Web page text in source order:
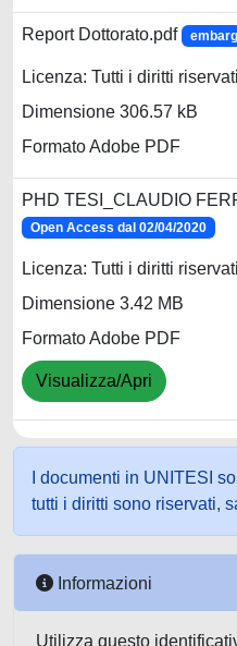
Report Dottorato.pdf
Licenza: Tutti i diritti riservati
Dimensione 306.57 kB
Formato Adobe PDF
PHD TESI_CLAUDIO
Open Access dal 02/04/2020
Licenza: Tutti i diritti riservati
Dimensione 3.42 MB
Formato Adobe PDF
Visualizza/Apri
I documenti in UNITESI
tutti i diritti sono riservati,
Informazioni
Utilizza questo